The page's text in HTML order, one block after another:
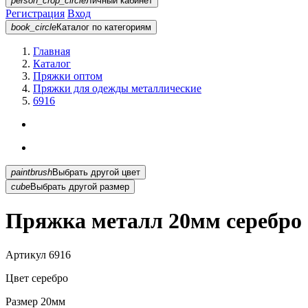
Регистрация Вход
book_circleКаталог по категориям
Главная
Каталог
Пряжки оптом
Пряжки для одежды металлические
6916
paintbrush
Выбрать другой цвет
cubeВыбрать другой размер
Пряжка металл 20мм серебро
Артикул 6916
Цвет серебро
Размер 20мм